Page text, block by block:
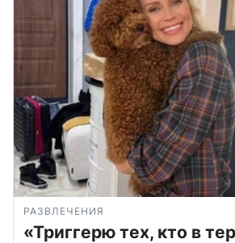
РАЗВЛЕЧЕНИЯ
«Триггерю тех, кто в